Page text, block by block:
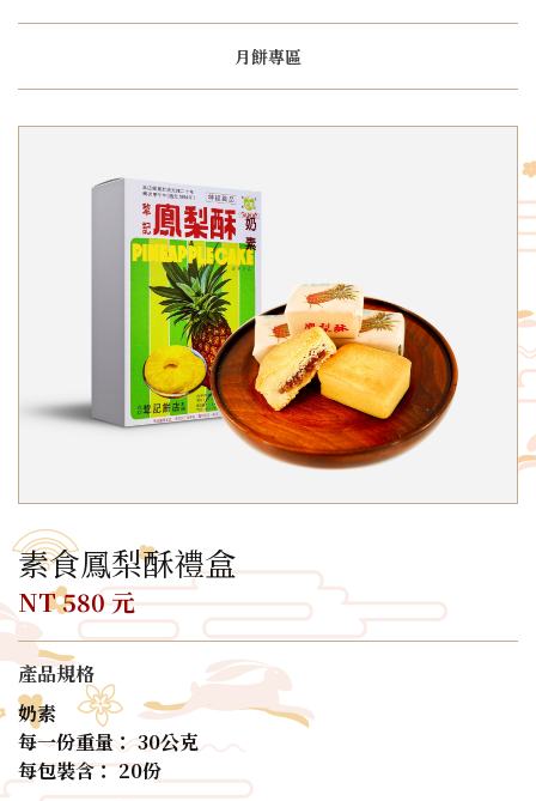
月餅專區
素食鳳梨酥禮盒
NT 580 元
產品規格
奶素
每一份重量： 30公克
每包裝含： 20份